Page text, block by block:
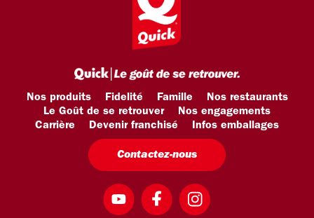
Nos produits Fidelité Famille
Nos restaurants
Le Goût de se retrouver
Nos engagements
Carrière
Devenir franchisé Infos emballages
Contactez-nous